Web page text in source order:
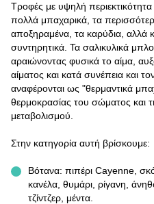
Τροφές με υψηλή
πολλά μπαχαρικά, τα
αποξηραμένα, τα καρύδια, αλλά
συντηρητικά. Τα σαλικυλικά
αραιώνοντας φυσικά το αίμα,
αίματος και κατά συνέπεια και
αναφέρονται ως "θερμαντικά
θερμοκρασίας του σώματος και
μεταβολισμού.
Στην κατηγορία αυτή βρίσκουμε:
Βότανα: πιπέρι Cayenne,
κανέλα, θυμάρι, ρίγανη,
τζίντζερ, μέντα.